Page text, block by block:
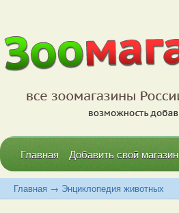
Главная Добавить свой магазин
Главная → Энциклопедия животных